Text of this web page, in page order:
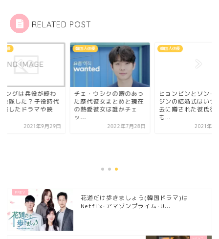
RELATED POST
俳優
ングは兵役が終わ
除隊した？子役時代
演したドラマや映
2021年9月29日
韓国人俳優
チェ・ウシクの噂のあっ
た歴代彼女まとめと現在
の熱愛彼女は誰かチェ
ッ...
2022年7月28日
韓国人俳優
ヒョンビンとソン･
ジンの結婚式はいつ
去に噂された彼氏彼
も...
2021年9
花道だけ歩きましょう(韓国ドラマ)は
Netflix･アマゾンプライム･U...